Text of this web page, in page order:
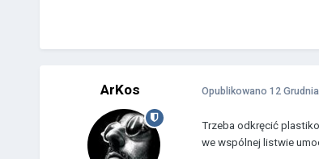
ArKos Opublikowano 12
Trzeba odkręcić
we wspólnej listwie